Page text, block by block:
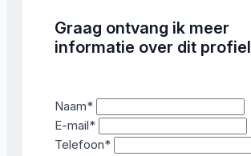
Graag ontvang ik meer
informatie over dit profiel
Naam*
E-mail*
Telefoon*